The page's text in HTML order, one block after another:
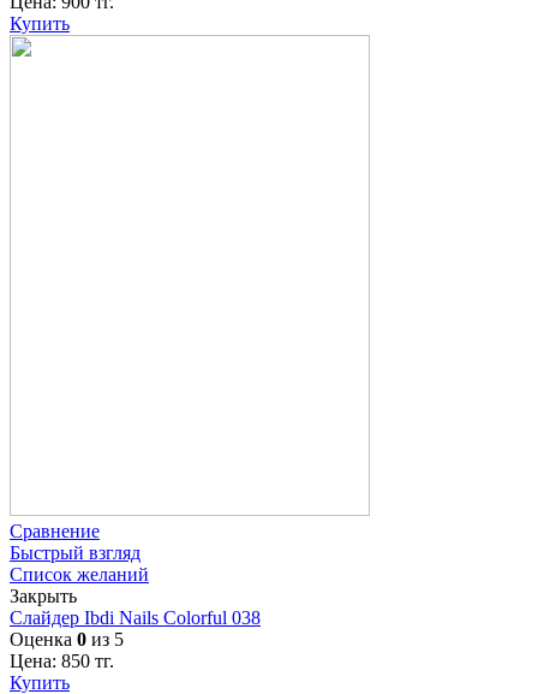
Купить
Сравнение
Быстрый взгляд
Список желаний
Закрыть
Слайдер Ibdi Nails Colorful 038
Оценка 0 из 5
Цена: 850 тг.
Купить